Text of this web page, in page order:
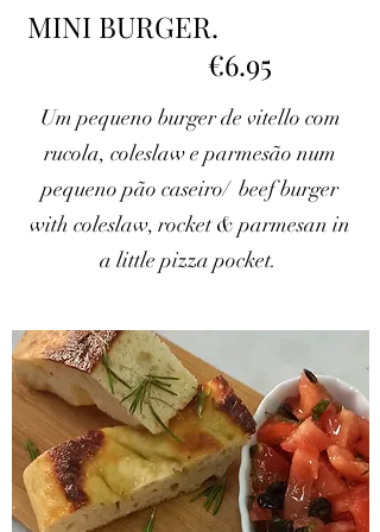
MINI BURGER.
€6.95
Um pequeno burger de vitello com
rucola, coleslaw e parmesão num
pequeno pão caseiro/ beef burger
with coleslaw, rocket & parmesan in
a little pizza pocket.